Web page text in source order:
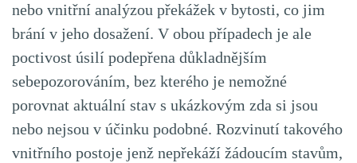
nebo vnitřní analýzou překážek v bytosti, co jim
brání v jeho dosažení. V obou případech je ale
poctivost úsilí podepřena důkladnějším
sebepozorováním, bez kterého je nemožné
porovnat aktuální stav s ukázkovým zda si jsou
nebo nejsou v účinku podobné. Rozvinutí takového
vnitřního postoje jenž nepřekáží žádoucím stavům,